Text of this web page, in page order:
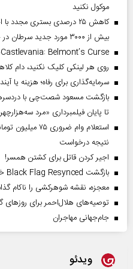
موکول نکنید
کاهش ۲۵ درصدی بستری
بیش از ۳۰۰۰ مورد جدید سرطان در خانواده بیماران
Castlevania: Belmont’s Curse؛ بازگشت باشکوه شکارچیان خون‌آشام
روی هر لینکی کلیک نکنید، دام
سرمایه‌گذاری برای رفاه؛ هزینه یا
بازگشت مسعود شصت‌چی با
تا پایان فیلمبرداری «مرد
استعلام وام
نتیجه درخواست
اجیر کردن قاتل برای کشتن همسر!
بازگشت Black Flag Resynced خبری جذاب برای دوستداران بازی
معجزه، نقشه شوهرکشی را ناکام
توصیه‌های هلال‌احمر برای روز‌های
جام‌جهانی مهاجران
ویدئو